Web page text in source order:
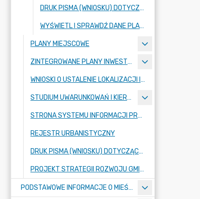
DRUK PISMA (WNIOSKU) DOTYCZĄCY AKTU PLANOWANIA PRZESTRZENNEGO
WYŚWIETL I SPRAWDŹ DANE PLANISTYCZNE - USŁUGA W SERWISIE GOV.PL
PLANY MIEJSCOWE
ZINTEGROWANE PLANY INWESTYCYJNE
WNIOSKI O USTALENIE LOKALIZACJI INWESTYCJI MIESZKANIOWEJ WRAZ Z INWESTYCJAMI TOWARZYSZĄCYMI
STUDIUM UWARUNKOWAŃ I KIERUNKÓW ZAGOSPODAROWANIA PRZESTRZENNEGO
STRONA SYSTEMU INFORMACJI PRZESTRZENNEJ GMINY RADZIONKÓW
REJESTR URBANISTYCZNY
DRUK PISMA (WNIOSKU) DOTYCZĄCY AKTU PLANOWANIA PRZESTRZENNEGO
PROJEKT STRATEGII ROZWOJU GMINY RADZIONKÓW
PODSTAWOWE INFORMACJE O MIEŚCIE